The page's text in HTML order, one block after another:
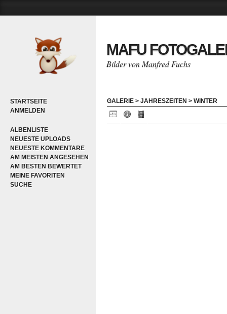
STARTSEITE
ANMELDEN
ALBENLISTE
NEUESTE UPLOADS
NEUESTE KOMMENTARE
AM MEISTEN ANGESEHEN
AM BESTEN BEWERTET
MEINE FAVORITEN
SUCHE
MAFU
Bilder von Manfred Fuchs
GALERIE > JAHRESZEITEN > WINTER